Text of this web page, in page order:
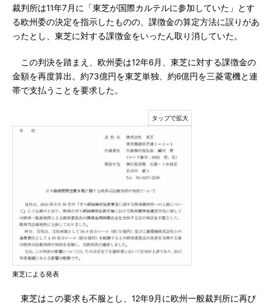
裁判所は11年7月に「東芝が国際カルテルに参加していた」とす
る欧州委の決定を指示したものの、課徴金の算定方法に誤りがあ
ったとし、東芝に対する課徴金をいったん取り消していた。
この判決を踏まえ、欧州委は12年6月、東芝に対する課徴金の
金額を再度算出。約73億円を東芝単独、約6億円を三菱電機と連
帯で支払うことを要求した。
東芝による発表
東芝はこの要求も不服とし、12年9月に欧州一般裁判所に再び